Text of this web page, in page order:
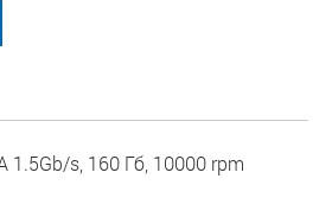
1.5Gb/s, 160 Гб, 10000 rpm